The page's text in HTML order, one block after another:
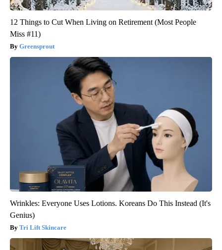
12 Things to Cut When Living on Retirement (Most People
Miss #11)
Greensprout
Wrinkles: Everyone Uses Lotions. Koreans Do This Instead (It's
Genius)
Tri Lift Skincare